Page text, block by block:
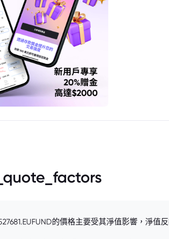
的價格主要受其淨值影響，淨